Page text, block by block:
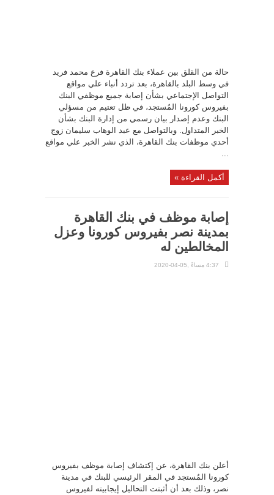
حالة من القلق بين عملاء بنك القاهرة فرع محمد فريد
في وسط البلد بالقاهرة، بعد تردد أنباء علي مواقع
التواصل الإجتماعي بشأن إصابة جميع موظفي البنك
بفيروس كورونا المُستجد، في ظل تعتيم من مسؤلي
البنك وعدم إصدار بيان رسمي من إدارة البنك بشأن
الخبر المتداول. وبالتواصل مع عبد الوهاب سليمان زوج
أحدي موظفات بنك القاهرة، الذي نشر الخبر علي مواقع
...
أكمل القراءة »
إصابة موظف في بنك القاهرة
بمدينة نصر بفيروس كورونا وعزل
المخالطين له
4:37 مساءً ,05-04-2020
أعلن بنك القاهرة، عن إكتشاف إصابة موظف بفيروس
كورونا المُستجد في المقر الرئيسي للبنك في مدينة
نصر، وذلك بعد أن أثبتت التحاليل إيجابيته لفيروس